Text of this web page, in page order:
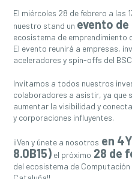
El miércoles 28 de febrero a las
nuestro stand un evento
ecosistema de emprendimiento
El evento reunirá a empresas,
aceleradores y spin-offs del
Invitamos a todos nuestros
colaboradores a asistir, ya que
aumentar la visibilidad y
y corporaciones influyentes.
¡¡Ven y únete a nosotros en
8.0B15) el próximo 28 de
del ecosistema de Computación